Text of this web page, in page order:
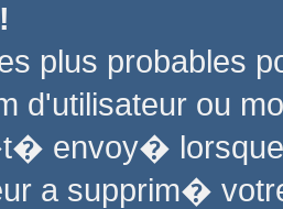
plus probables
d'utilisateur ou
envoy�
a supprim�